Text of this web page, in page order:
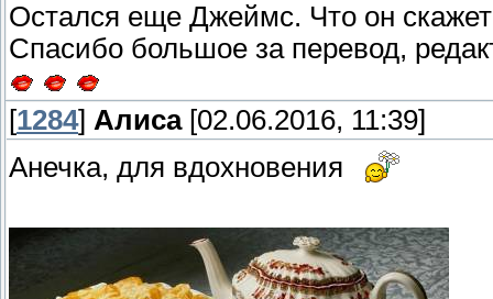
Остался еще Джеймс. Что он
Спасибо большое за перевод,
[1284] Алиса[02.06.2016, 11:39]
Анечка, для вдохновения